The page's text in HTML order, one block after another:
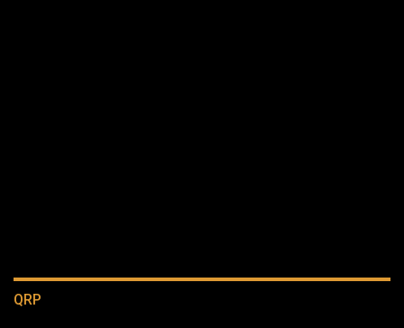
QRP